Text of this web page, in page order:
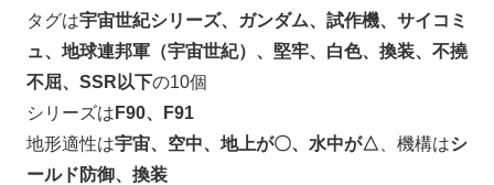
タグは宇宙世紀シリーズ、ガンダム、試作機、サイコミ
ュ、地球連邦軍（宇宙世紀）、堅牢、白色、換装、不撓
不屈、SSR以下の10個
シリーズは F90、F91
地形適性は宇宙、空中、地上が〇、水中が△ 、機構はシ
ールド防御、換装